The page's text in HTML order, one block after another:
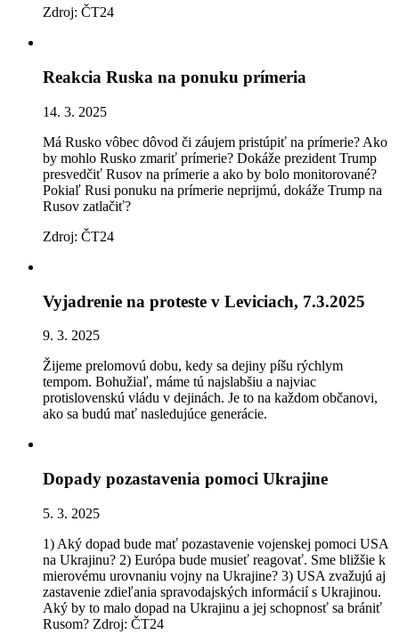
Zdroj: ČT24
Reakcia Ruska na ponuku prímeria
14. 3. 2025
Má Rusko vôbec dôvod či záujem pristúpiť na prímerie? Ako
by mohlo Rusko zmariť prímerie? Dokáže prezident Trump
presvedčiť Rusov na prímerie a ako by bolo monitorované?
Pokiaľ Rusi ponuku na prímerie neprijmú, dokáže Trump na
Rusov zatlačiť?
Zdroj: ČT24
Vyjadrenie na proteste v Leviciach, 7.3.2025
9. 3. 2025
Žijeme prelomovú dobu, kedy sa dejiny píšu rýchlym
tempom. Bohužiaľ, máme tú najslabšiu a najviac
protislovenskú vládu v dejinách. Je to na každom občanovi,
ako sa budú mať nasledujúce generácie.
Dopady pozastavenia pomoci Ukrajine
5. 3. 2025
1) Aký dopad bude mať pozastavenie vojenskej pomoci USA
na Ukrajinu? 2) Európa bude musieť reagovať. Sme bližšie k
mierovému urovnaniu vojny na Ukrajine? 3) USA zvažujú aj
zastavenie zdieľania spravodajských informácií s Ukrajinou.
Aký by to malo dopad na Ukrajinu a jej schopnosť sa brániť
Rusom? Zdroj: ČT24